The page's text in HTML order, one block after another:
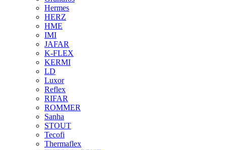
Hermes
HERZ
HME
IMI
JAFAR
K-FLEX
KERMI
LD
Luxor
Reflex
RIFAR
ROMMER
Sanha
STOUT
Tecofi
Thermaflex